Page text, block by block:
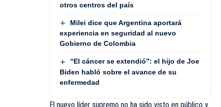
otros centros del país
Milei dice que Argentina aportará
experiencia en seguridad al nuevo
Gobierno de Colombia
“El cáncer se extendió”: el hijo de Joe
Biden habló sobre el avance de su
enfermedad
El nuevo líder supremo no ha sido visto en público y